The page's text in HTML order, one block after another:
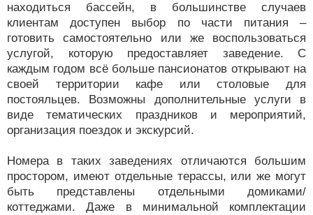
находиться бассейн, в большинстве случаев
клиентам доступен выбор по части питания –
готовить самостоятельно или же воспользоваться
услугой, которую предоставляет заведение. С
каждым годом всё больше пансионатов открывают на
своей территории кафе или столовые для
постояльцев. Возможны дополнительные услуги в
виде тематических праздников и мероприятий,
организация поездок и экскурсий.
Номера в таких заведениях отличаются большим
простором, имеют отдельные терассы, или же могут
быть представлены отдельными домиками/
коттеджами. Даже в минимальной комплектации